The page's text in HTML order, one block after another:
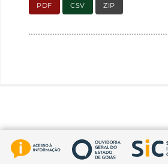
PDF CSV ZIP